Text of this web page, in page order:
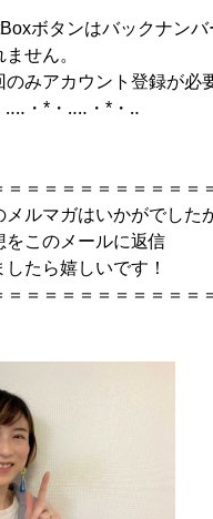
ボタンはバックナンバ
せん。
みアカウント登録が必
‥‥・*・‥‥・*・‥
＝＝＝＝＝＝＝＝＝＝＝
メルマガはいかがでした
をこのメールに返信
したら嬉しいです！
＝＝＝＝＝＝＝＝＝＝＝